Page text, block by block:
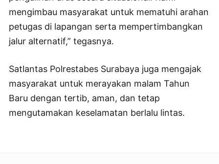
mengimbau masyarakat untuk mematuhi arahan
petugas di lapangan serta mempertimbangkan
jalur alternatif,” tegasnya.
Satlantas Polrestabes Surabaya juga mengajak
masyarakat untuk merayakan malam Tahun
Baru dengan tertib, aman, dan tetap
mengutamakan keselamatan berlalu lintas.